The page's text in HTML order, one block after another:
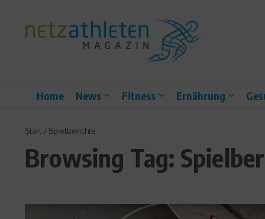
Home News Fitness Ernährung
Start / Spielberichte
Browsing Tag: